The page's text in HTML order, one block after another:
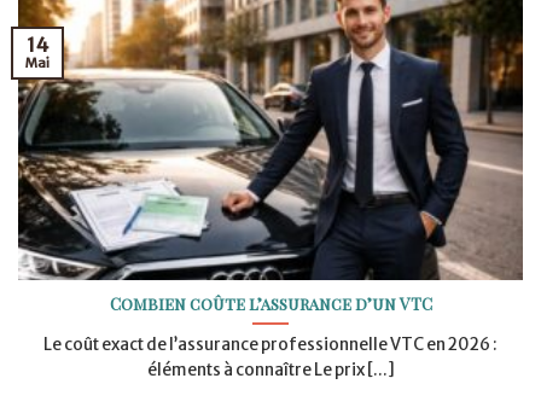
Combien coûte l’assurance d’un VTC
Le coût exact de l’assurance professionnelle VTC en 2026 :
éléments à connaître Le prix [...]
14
Mai